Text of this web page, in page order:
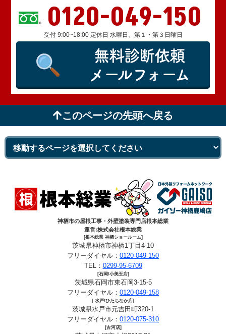
0120-049-150
受付 9:00~18:00 定休日 水曜日、第１・第３日曜日
無料診断依頼
メールフォーム
このページの先頭へ戻る
神栖市の屋根工事・外壁塗装専門店根本総業
運営:株式会社根本総業
[根本総業 神栖ショールーム]
茨城県神栖市神栖1丁目4-10
フリーダイヤル： 0120-049-150
TEL： 0299-95-6709
[石岡/小美玉店]
茨城県石岡市東石岡3-15-5
フリーダイヤル： 0120-049-158
[ 水戸/ひたちなか店]
茨城県水戸市元吉田町320-1
フリーダイヤル： 0120-075-310
[古河店]